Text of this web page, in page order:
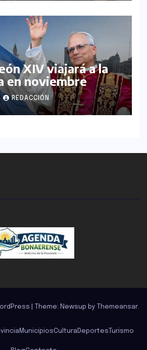
XIV viajará a la
en noviembre
REDACCIÓN
Theme: Newsup by Themeansar.
MunicipiosCultura Deportes Turismo